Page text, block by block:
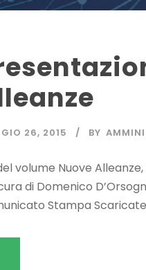
26, 2015 BY
volume Nuove
di Domenico
Stampa